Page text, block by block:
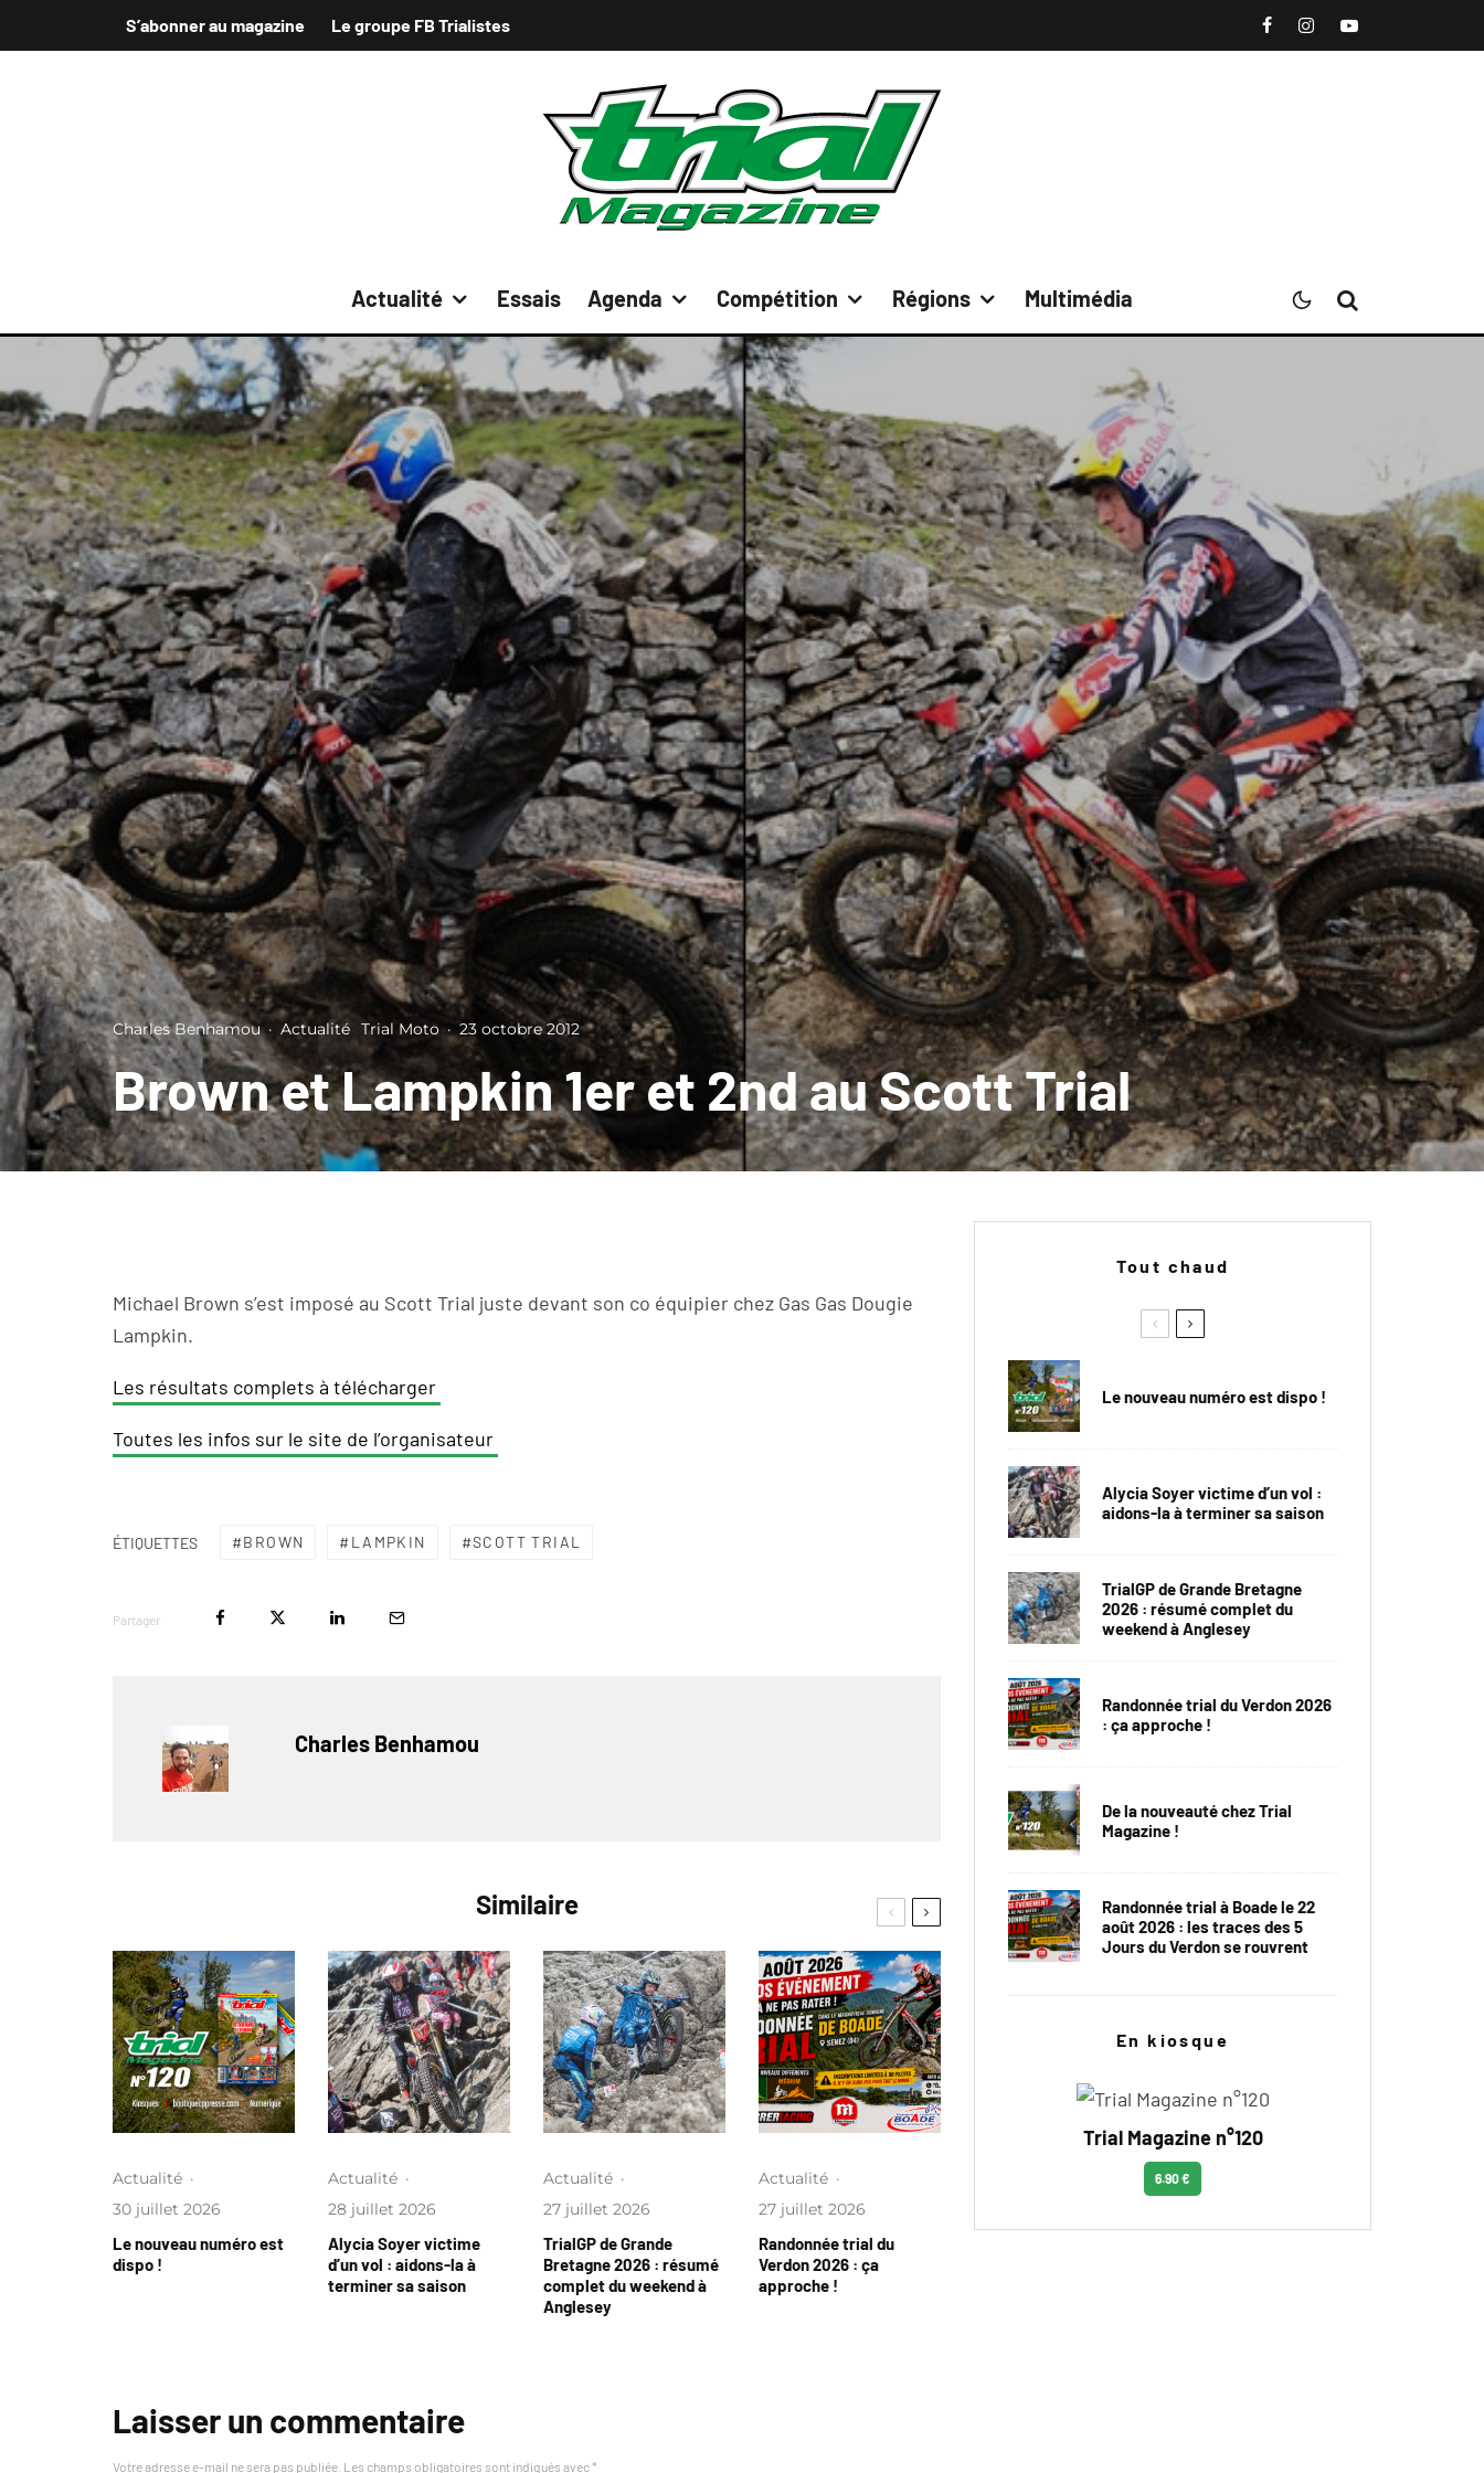
S’abonner au magazine Le groupe FB Trialistes
Actualité Essais Agenda Compétition Régions Multimédia
Charles Benhamou · Actualité Trial Moto · 23 octobre 2012
Brown et Lampkin 1er et 2nd au Scott Trial
Michael Brown s’est imposé au Scott Trial juste devant son co équipier chez Gas Gas Dougie
Lampkin.
Les résultats complets à télécharger
Toutes les infos sur le site de l’organisateur
ÉTIQUETTES BROWN LAMPKIN SCOTT TRIAL
Partager
Charles Benhamou
Similaire
Actualité ·
30 juillet 2026
Le nouveau numéro est
dispo !
Actualité ·
28 juillet 2026
Alycia Soyer victime
d’un vol : aidons-la à
terminer sa saison
Actualité ·
27 juillet 2026
TrialGP de Grande
Bretagne 2026 : résumé
complet du weekend à
Anglesey
Actualité ·
27 juillet 2026
Randonnée trial du
Verdon 2026 : ça
approche !
Laisser un commentaire
Votre adresse e-mail ne sera pas publiée. Les champs obligatoires sont indiqués avec *
Tout chaud
Le nouveau numéro est dispo !
Alycia Soyer victime d’un vol :
aidons-la à terminer sa saison
TrialGP de Grande Bretagne
2026 : résumé complet du
weekend à Anglesey
Randonnée trial du Verdon 2026
: ça approche !
De la nouveauté chez Trial
Magazine !
Randonnée trial à Boade le 22
août 2026 : les traces des 5
Jours du Verdon se rouvrent
En kiosque
Trial Magazine n°120
6.90 €